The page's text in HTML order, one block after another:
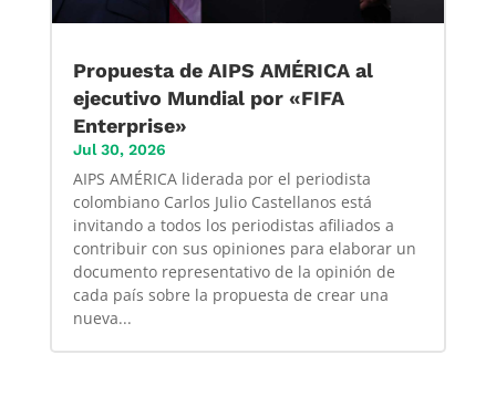
Propuesta de AIPS AMÉRICA al
ejecutivo Mundial por «FIFA
Enterprise»
Jul 30, 2026
AIPS AMÉRICA liderada por el periodista
colombiano Carlos Julio Castellanos está
invitando a todos los periodistas afiliados a
contribuir con sus opiniones para elaborar un
documento representativo de la opinión de
cada país sobre la propuesta de crear una
nueva...